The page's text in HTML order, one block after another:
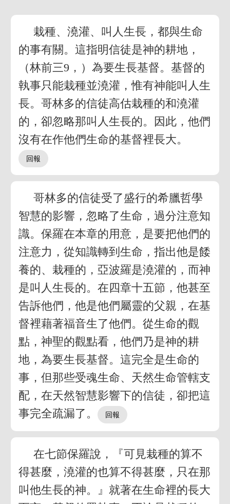
栽種、澆灌、叫人生長，都與生命
的事有關。這指明信徒是神的耕地，
（林前三9，）為要生長基督。基督的
執事只能栽種並澆灌，惟有神能叫人生
長。哥林多的信徒高估栽種的和澆灌
的，卻忽略那叫人生長的。因此，他們
沒有在作他們生命的基督裡長大。
哥林多的信徒受了盛行的希臘哲學
智慧的影響，忽略了生命，過分注意知
識。保羅在本章的用意，是要把他們的
注意力，從知識轉到生命，指出他是餧
養的、栽種的，亞波羅是澆灌的，而神
是叫人生長的。在四章十五節，他甚至
告訴他們，他是他們屬靈的父親，在基
督裡藉著福音生了他們。從生命的觀
點，神聖的觀點看，他們乃是神的耕
地，為要生長基督。這完全是生命的
事，但那些受魂生命、天然生命管轄支
配，在天然智慧影響下的信徒，卻把這
事完全疏漏了。
在七節保羅說，『可見栽種的算不
得甚麼，澆灌的也算不得甚麼，只在那
叫他生長的神。』就著在生命裡的長大